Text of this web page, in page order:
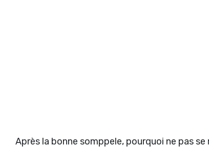
Après la bonne somppele, pourquoi ne pas